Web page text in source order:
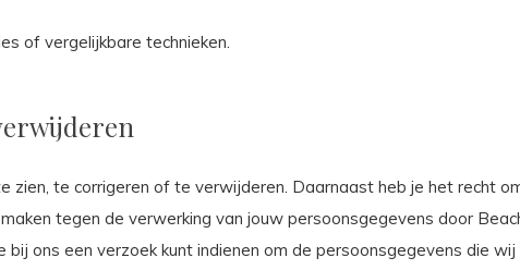
of vergelijkbare technieken.
zien, te corrigeren of te verwijderen. Daarnaast heb je het recht
tegen de verwerking van jouw persoonsgegevens door
ons een verzoek kunt indienen om de persoonsgegevens die